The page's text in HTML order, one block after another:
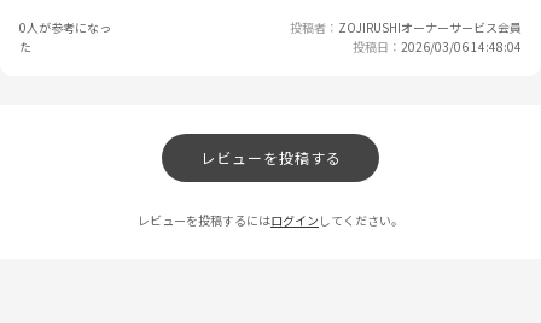
0人が参考になっ
た
投稿者
ZOJIRUSHIオーナーサービス会員
投稿日
2026/03/06 14:48:04
レビューを投稿する
レビューを投稿するにはログイン してください。